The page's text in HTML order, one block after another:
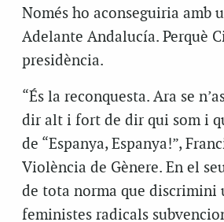
Només ho aconseguiria amb
Adelante Andalucía. Perquè
presidència.
“És la reconquesta. Ara se
dir alt i fort de dir qui som i
de “Espanya, Espanya!”,
Violència de Gènere. En el
de tota norma que discrimini
feministes radicals